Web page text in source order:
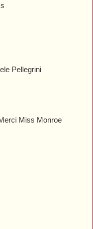
Pellegrini
Miss Monroe